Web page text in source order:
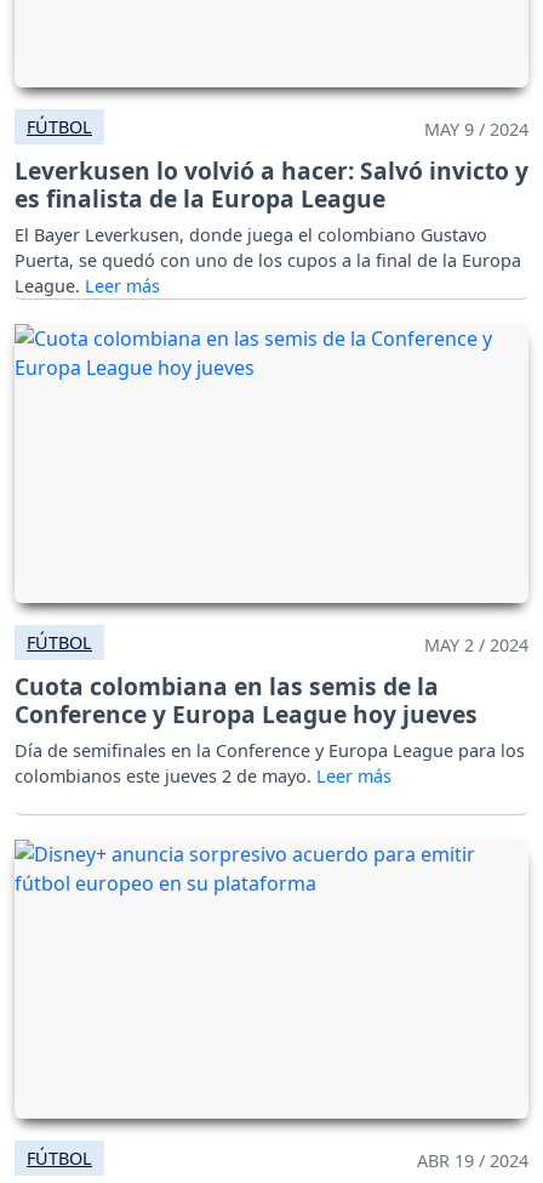
FÚTBOL MAY 9 / 2024
Leverkusen lo volvió a hacer: Salvó invicto y
es finalista de la Europa League
El Bayer Leverkusen, donde juega el colombiano Gustavo
Puerta, se quedó con uno de los cupos a la final de la Europa
League.
FÚTBOL MAY 2 / 2024
Cuota colombiana en las semis de la
Conference y Europa League hoy jueves
Día de semifinales en la Conference y Europa League para los
colombianos este jueves 2 de mayo.
FÚTBOL ABR 19 / 2024